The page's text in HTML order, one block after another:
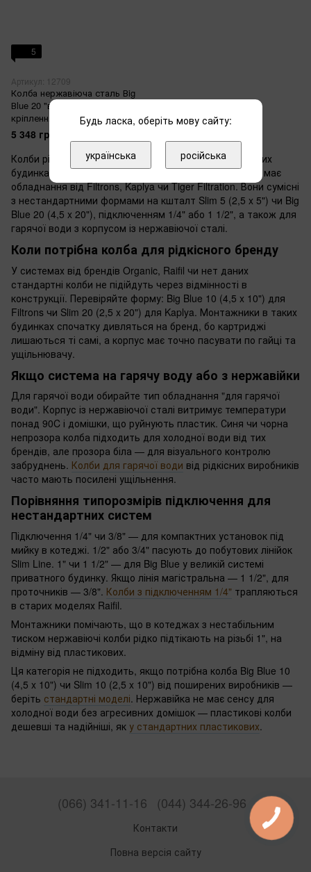
5
Артикул: 12709
Колба нержавіюча сталь Вig
Вlue 20 "в комплекті ключ.
кріплення
5 348 грн
Колби рідкісних виробників встановлюють у приватних
будинках та котеджах, де система водоочистки вже має
обладнання від Filtrons, Kaplya чи Tiger Filtration. Вони сумісні
з нестандартними формами на кшталт Slim 5 (2,5 x 5") чи Big
Blue 20 (4,5 x 20"), підключенням 1/4" або 1 1/2", а також для
гарячої води з корпусом із нержавіючої сталі.
Коли потрібна колба для рідкісного бренду
У системах від брендів Organic, Raifil чи нет даних
стандартні колби не підійдуть через відмінності в
конструкції. Перевіряйте форму: Big Blue 10 (4,5 x 10") для
Filtrons чи Slim 20 (2,5 x 20") для Kaplya. Монтажники в таких
будинках спочатку дивляться на бренд, бо картриджі
лишаються ті самі, а корпус має точно пасувати по гайці та
ущільнювачу.
Якщо система на гарячу воду або з нержавійки
Для гарячої води обирайте тип обладнання "для гарячої
води". Корпус із нержавіючої сталі витримує температури
понад 90C і домішки, що руйнують пластик. Синя чи чорна
непрозора колба підходить для холодної води від тих
брендів, але прозора біла — для візуального контролю
забруднень. Колби для гарячої води від рідкісних виробників
часто мають посилені ущільнення.
Порівняння типорозмірів підключення для
нестандартних систем
Підключення 1/4" чи 3/8" — для компактних установок під
мийку в котеджі. 1/2" або 3/4" пасують до побутових лінійок
Slim Line. 1" чи 1 1/2" — для Big Blue у великій системі
приватного будинку. Якщо лінія магістральна — 1 1/2", для
проточників — 3/8". Колби з підключенням 1/4" трапляються
в старих моделях Raifil.
Монтажники помічають, що в котеджах з нестабільним
тиском нержавіючі колби рідко підтікають на різьбі 1", на
відміну від пластикових.
Ця категорія не підходить, якщо потрібна колба Big Blue 10
(4,5 x 10") чи Slim 10 (2,5 x 10") від поширених виробників —
беріть стандартні моделі. Нержавійка не має сенсу для
холодної води без агресивних домішок — пластикові колби
дешевші та надійніші, як у стандартних пластикових.
(066) 341-11-16 (044) 344-26-96
Контакти
Повна версія сайту
Будь ласка, оберіть мову сайту:
українська російська